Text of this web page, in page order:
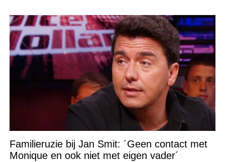
Familieruzie bij Jan Smit: ´Geen contact met
Monique en ook niet met eigen vader´